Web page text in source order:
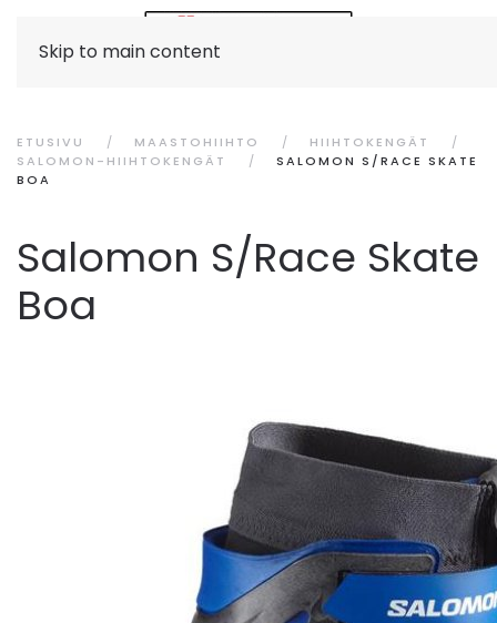
Skip to main content
ETUSIVU MAASTOHIIHTO
HIIHTOKENGÄT
SALOMON-HIIHTOKENGÄT
SALOMON S/RACE SKATE
BOA
Salomon S/Race Skate
Boa